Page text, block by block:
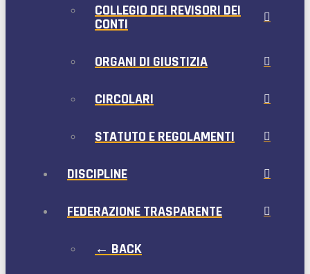
COLLEGIO DEI REVISORI DEI
CONTI
ORGANI DI GIUSTIZIA
CIRCOLARI
STATUTO E REGOLAMENTI
DISCIPLINE
FEDERAZIONE TRASPARENTE
← BACK